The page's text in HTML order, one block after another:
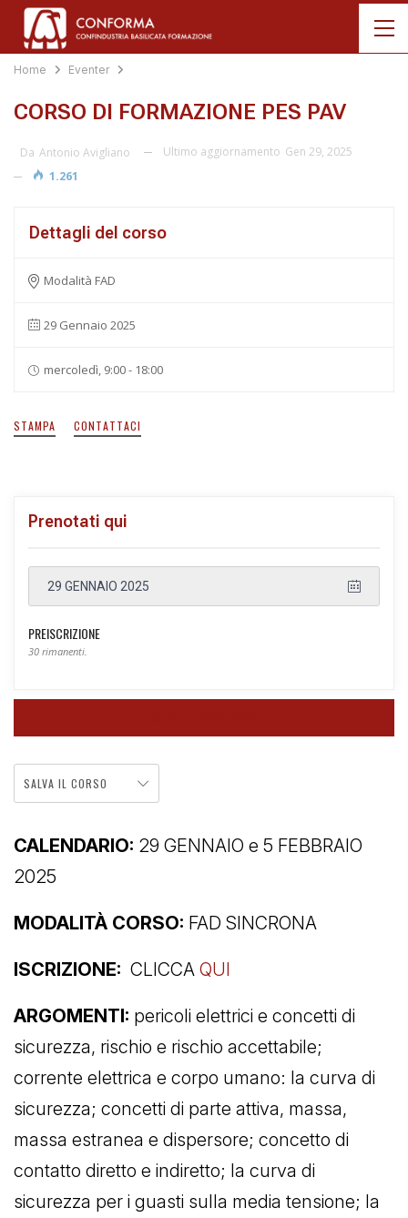
Home Eventer
CORSO DI FORMAZIONE PES PAV
Da Antonio Avigliano Ultimo aggiornamento Gen 29, 2025
1.261
Dettagli del corso
Modalità FAD
29 Gennaio 2025
mercoledì, 9:00 - 18:00
STAMPA CONTATTACI
Prenotati qui
29 GENNAIO 2025
PREISCRIZIONE
30 rimanenti.
SALVA IL CORSO
CALENDARIO: 29 GENNAIO e 5 FEBBRAIO
2025
MODALITÀ CORSO: FAD SINCRONA
ISCRIZIONE: CLICCA QUI
ARGOMENTI: pericoli elettrici e concetti di
sicurezza, rischio e rischio accettabile;
corrente elettrica e corpo umano: la curva di
sicurezza; concetti di parte attiva, massa,
massa estranea e dispersore; concetto di
contatto diretto e indiretto; la curva di
sicurezza per i guasti sulla media tensione; la